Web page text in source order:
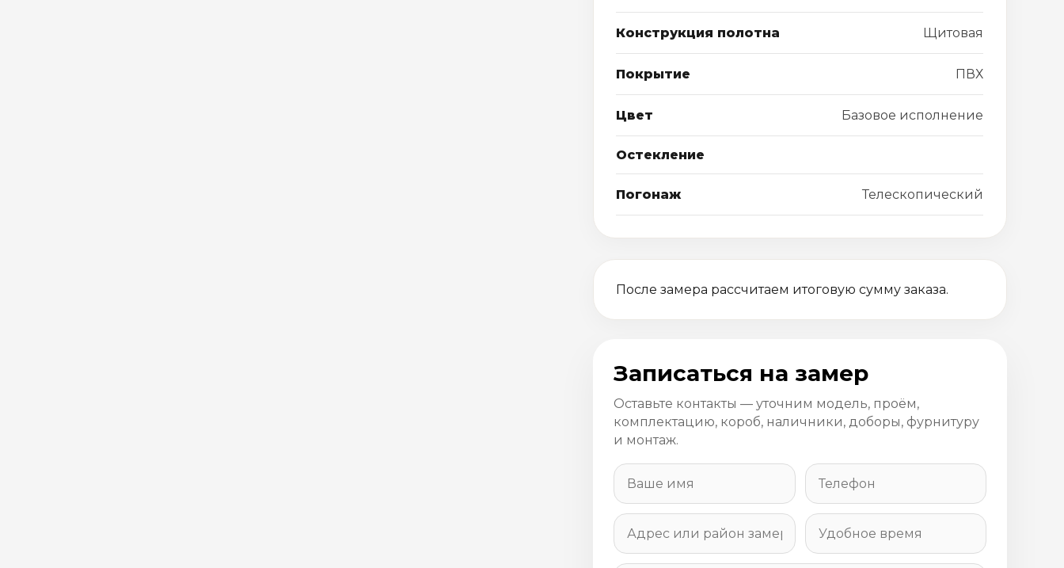
Конструкция полотна Щитовая
Покрытие ПВХ
Цвет Базовое исполнение
Остекление
Погонаж Телескопический
После замера рассчитаем итоговую сумму заказа.
Записаться на замер
Оставьте контакты — уточним модель, проём,
комплектацию, короб, наличники, доборы, фурнитуру
и монтаж.